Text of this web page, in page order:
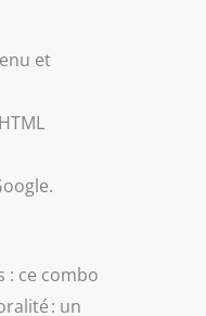
et
: ce combo
: un